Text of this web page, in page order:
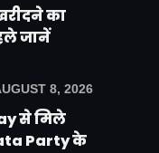
का
जानें
8, 2026
से मिले
Party के